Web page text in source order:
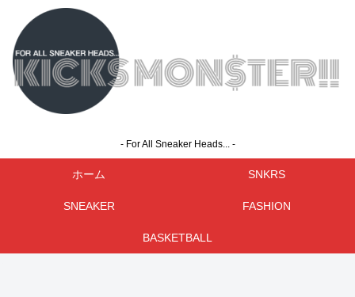
- For All Sneaker Heads... -
ホーム SNKRS
SNEAKER FASHION
BASKETBALL